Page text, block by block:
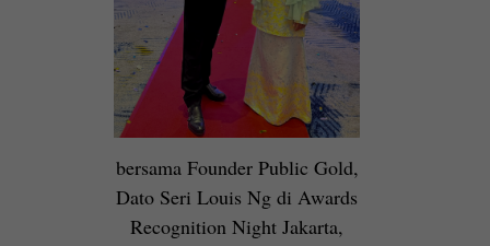
bersama Founder Public Gold,
Dato Seri Louis Ng di Awards
Recognition Night Jakarta,